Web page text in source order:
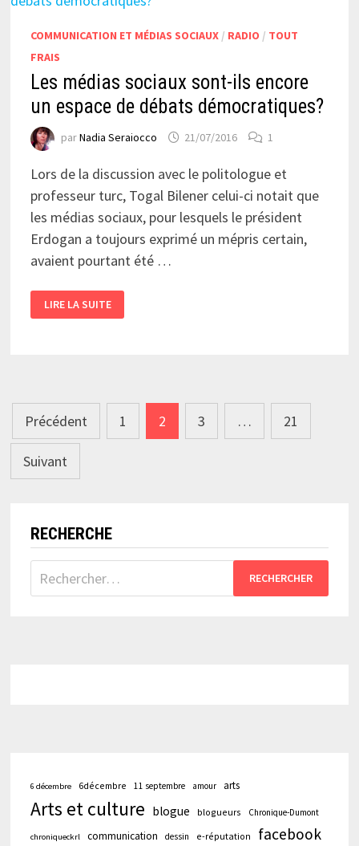
COMMUNICATION ET MÉDIAS SOCIAUX/ RADIO / TOUT
FRAIS
Les médias sociaux sont-ils encore
un espace de débats démocratiques?
parNadia Seraiocco 21/07/2016 1
Lors de la discussion avec le politologue et
professeur turc, Togal Bilener celui-ci notait que
les médias sociaux, pour lesquels le président
Erdogan a toujours exprimé un mépris certain,
avaient pourtant été …
LES
MÉDIAS
SOCIAUX
LIRE LA SUITE
Pagination
des
publications
Précédent 1 2 3 … 21
Suivant
RECHERCHE
Rechercher :
6 décembre 6décembre 11 septembre amour arts
Arts et culture blogue blogueurs Chronique-Dumont
chroniqueckrl communication dessin e-réputation facebook